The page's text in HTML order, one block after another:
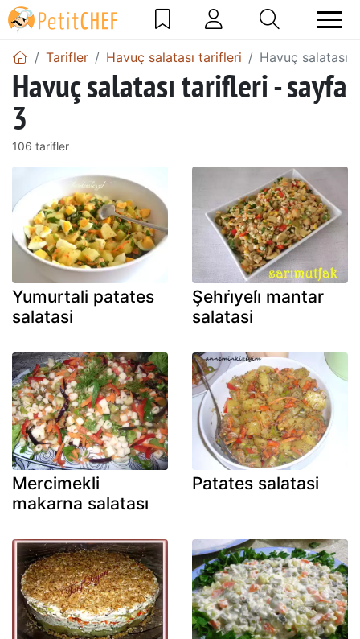
Tarifler Havuç salatası tarifleri Havuç salatası
Havuç salatası tarifleri - sayfa
3
106 tarifler
Yumurtali patates
salatasi
Şehri̇yeli̇ mantar
salatasi
Mercimekli
makarna salatası
Patates salatasi